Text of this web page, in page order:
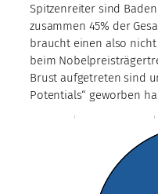
Spitzenreiter sind
zusammen 45% der
braucht einen also
beim
Brust aufgetreten sind
Potentials“ geworben